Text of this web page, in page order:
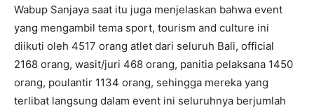
Wabup Sanjaya saat itu juga menjelaskan bahwa event
yang mengambil tema sport, tourism and culture ini
diikuti oleh 4517 orang atlet dari seluruh Bali, official
2168 orang, wasit/juri 468 orang, panitia pelaksana 1450
orang, poulantir 1134 orang, sehingga mereka yang
terlibat langsung dalam event ini seluruhnya berjumlah